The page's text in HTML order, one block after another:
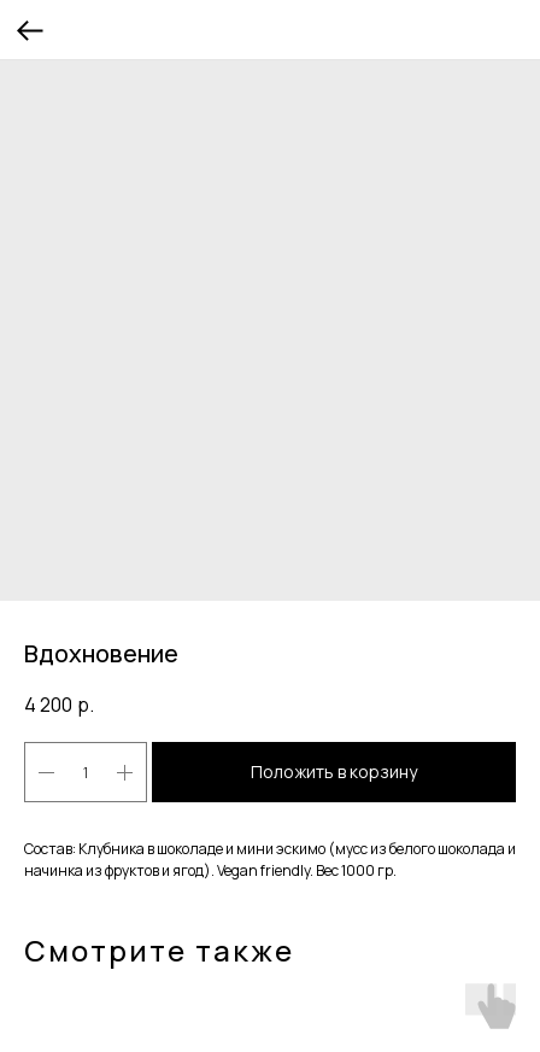
Вдохновение
4 200 р.
Положить в корзину
Состав: Клубника в шоколаде и мини эскимо (мусс из белого шоколада и
начинка из фруктов и ягод). Vegan friendly. Вес 1000 гр.
Смотрите также